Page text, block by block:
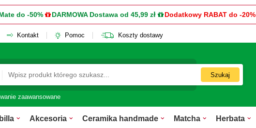
do -50% DARMOWA Dostawa od 45,99 zł Dodatkowy RABAT do -20%
Kontakt Pomoc Koszty dostawy
Szukaj
zaawansowane
Akcesoria Ceramika handmade Matcha Herbata